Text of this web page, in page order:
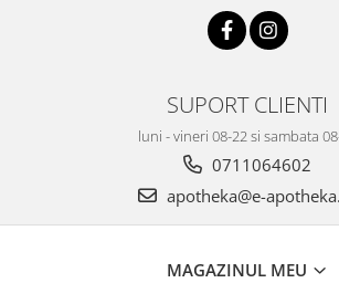
SUPORT CLIENTI
luni - vineri 08-22 si sambata
0711064602
apotheka@e-
MAGAZINUL MEU